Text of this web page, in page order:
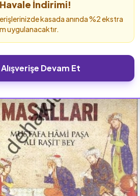
İndirimi!
kasada anında %2 ekstra
uygulanacaktır.
Devam Et